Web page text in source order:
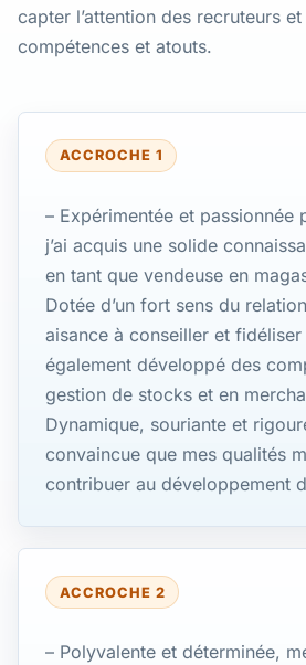
capter l’attention des recruteurs
compétences et atouts.
ACCROCHE 1
– Expérimentée et passionnée
j’ai acquis une solide
en tant que vendeuse en
Dotée d’un fort sens du
aisance à conseiller et fidéliser
également développé des
gestion de stocks et en
Dynamique, souriante et
convaincue que mes qualités
contribuer au développement
ACCROCHE 2
– Polyvalente et déterminée,